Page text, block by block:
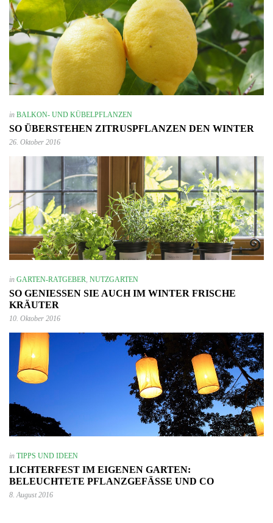
in BALKON- UND KÜBELPFLANZEN
SO ÜBERSTEHEN ZITRUSPFLANZEN DEN WINTER
26. Oktober 2016
in GARTEN-RATGEBER, NUTZGARTEN
SO GENIESSEN SIE AUCH IM WINTER FRISCHE K
RÄUTER
10. Oktober 2016
in TIPPS UND IDEEN
LICHTERFEST IM EIGENEN GARTEN:
BELEUCHTETE PFLANZGEFÄSSE UND CO
8. August 2016